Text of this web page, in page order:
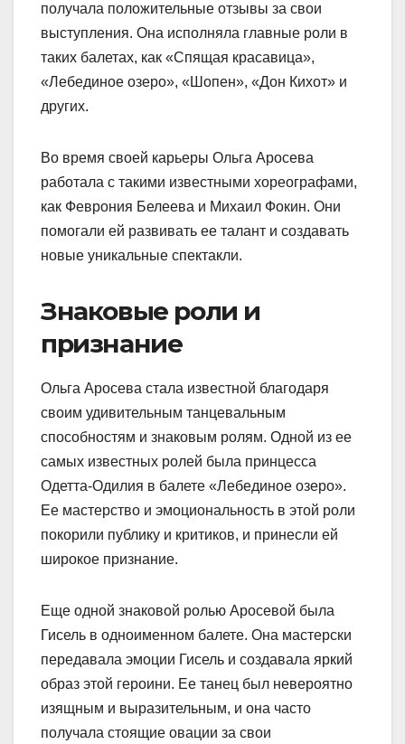
получала положительные отзывы за свои
выступления. Она исполняла главные роли в
таких балетах, как «Спящая красавица»,
«Лебединое озеро», «Шопен», «Дон Кихот» и
других.
Во время своей карьеры Ольга Аросева
работала с такими известными хореографами,
как Феврония Белеева и Михаил Фокин. Они
помогали ей развивать ее талант и создавать
новые уникальные спектакли.
Знаковые роли и
признание
Ольга Аросева стала известной благодаря
своим удивительным танцевальным
способностям и знаковым ролям. Одной из ее
самых известных ролей была принцесса
Одетта-Одилия в балете «Лебединое озеро».
Ее мастерство и эмоциональность в этой роли
покорили публику и критиков, и принесли ей
широкое признание.
Еще одной знаковой ролью Аросевой была
Гисель в одноименном балете. Она мастерски
передавала эмоции Гисель и создавала яркий
образ этой героини. Ее танец был невероятно
изящным и выразительным, и она часто
получала стоящие овации за свои